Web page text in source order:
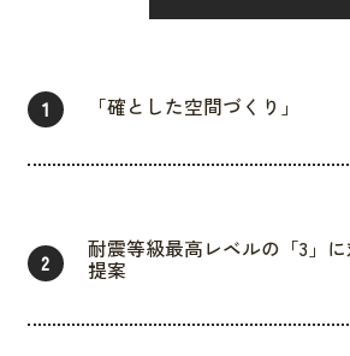
1 「確とした空間づくり」
2 耐震等級最高レベルの「3」
提案